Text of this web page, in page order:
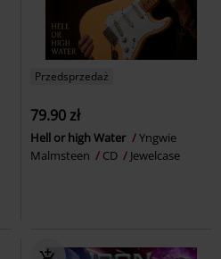
Przedsprzedaż
79.90 zł
Hell or high Water
Yngwie
Malmsteen
CD Jewelcase